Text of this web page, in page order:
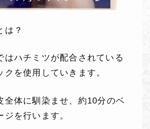
は？
はハチミツが配合されている
クを使用していきます。
全体に馴染ませ、約10分のベ
ジを行います。